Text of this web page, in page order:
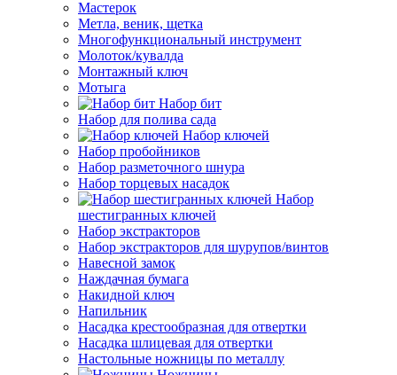
Мастерок
Метла, веник, щетка
Многофункциональный инструмент
Молоток/кувалда
Монтажный ключ
Мотыга
Набор бит
Набор для полива сада
Набор ключей
Набор пробойников
Набор разметочного шнура
Набор торцевых насадок
Набор
шестигранных ключей
Набор экстракторов
Набор экстракторов для шурупов/винтов
Навесной замок
Наждачная бумага
Накидной ключ
Напильник
Насадка крестообразная для отвертки
Насадка шлицевая для отвертки
Настольные ножницы по металлу